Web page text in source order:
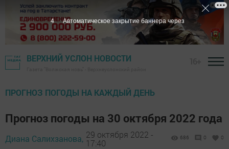
ВЕРХНИЙ УСЛОН НОВОСТИ
ПРОГНОЗ ПОГОДЫ НА КАЖДЫЙ ДЕНЬ
Прогноз погоды на 30 октября 2022 года
Диана Салихзанова, 29 октября 2022 -
17:40
686 0 0
4 Автоматическое закрытие баннера через